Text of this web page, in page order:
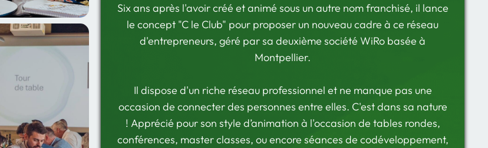
Six ans après l'avoir créé et animé sous un autre nom franchisé, il lance
le concept "C le Club" pour proposer un nouveau cadre à ce réseau
d'entrepreneurs, géré par sa deuxième société WiRo basée à
Montpellier.
Il dispose d'un riche réseau professionnel et ne manque pas une
occasion de connecter des personnes entre elles. C'est dans sa nature
! Apprécié pour son style d’animation à l'occasion de tables rondes,
conférences, master classes, ou encore séances de codéveloppement,